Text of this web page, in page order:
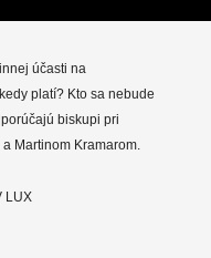
účasti na
platí? Kto sa nebude
biskupi pri
Martinom Kramarom.
LUX